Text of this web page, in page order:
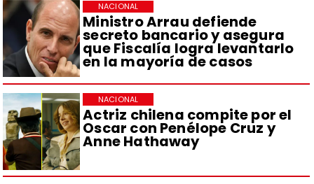
Ministro Arrau defiende
secreto bancario y asegura
que Fiscalía logra levantarlo
en la mayoría de casos
NACIONAL
Actriz chilena compite por el
Oscar con Penélope Cruz y
Anne Hathaway
NACIONAL